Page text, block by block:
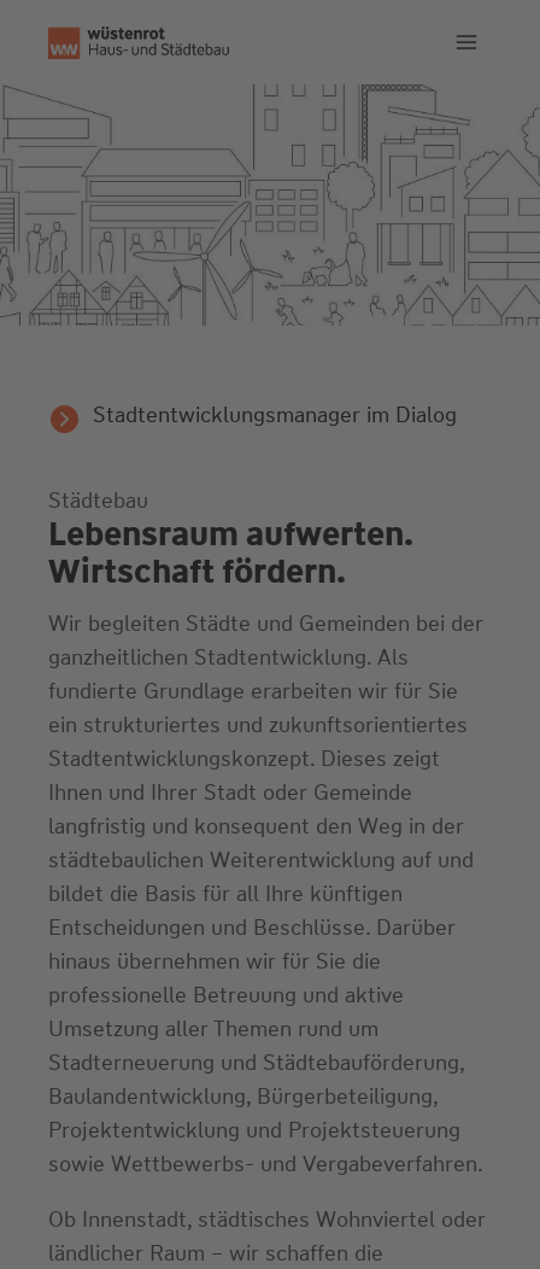
Inhalt
springen
Stadtentwicklungsmanager im Dialog
Städtebau
Lebensraum aufwerten.
Wirtschaft fördern.
Wir begleiten Städte und Gemeinden bei der
ganzheitlichen Stadtentwicklung. Als
fundierte Grundlage erarbeiten wir für Sie
ein strukturiertes und zukunftsorientiertes
Stadtentwicklungskonzept. Dieses zeigt
Ihnen und Ihrer Stadt oder Gemeinde
langfristig und konsequent den Weg in der
städtebaulichen Weiterentwicklung auf und
bildet die Basis für all Ihre künftigen
Entscheidungen und Beschlüsse. Darüber
hinaus übernehmen wir für Sie die
professionelle Betreuung und aktive
Umsetzung aller Themen rund um
Stadterneuerung und Städtebauförderung,
Baulandentwicklung, Bürgerbeteiligung,
Projektentwicklung und Projektsteuerung
sowie Wettbewerbs- und Vergabeverfahren.
Ob Innenstadt, städtisches Wohnviertel oder
ländlicher Raum – wir schaffen die